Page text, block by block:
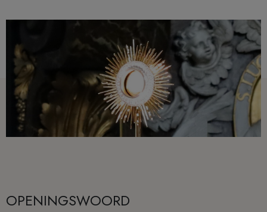
OPENINGSWOORD